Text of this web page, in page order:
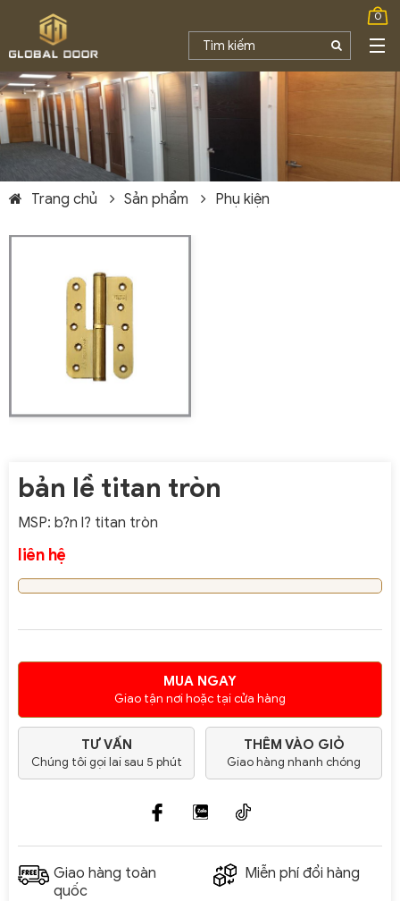
0
Trang chủ Sản phẩm Phụ kiện
bản lề titan tròn
MSP: b?n l? titan tròn
liên hệ
MUA NGAY
Giao tận nơi hoặc tại cửa hàng
TƯ VẤN
Chúng tôi gọi lai sau 5 phút
THÊM VÀO GIỎ
Giao hàng nhanh chóng
Giao hàng toàn
quốc
Miễn phí đổi hàng